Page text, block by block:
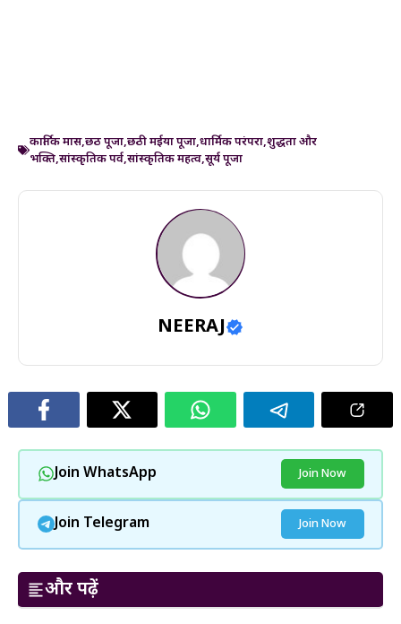
कार्तिक मास,छठ पूजा,छठी मईया पूजा,धार्मिक परंपरा,शुद्धता और
भक्ति,सांस्कृतिक पर्व,सांस्कृतिक महत्व,सूर्य पूजा
NEERAJ
Join WhatsApp Join Now
Join Telegram Join Now
और पढ़ें